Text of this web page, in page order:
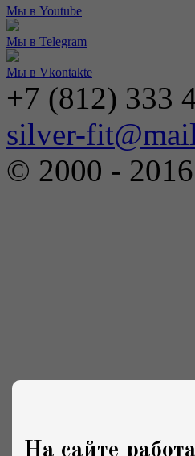
Мы в Youtube
Мы в Telegram
Мы в Vkontakte
+7 (812) 333
silver-
© 2000 -
На сайте